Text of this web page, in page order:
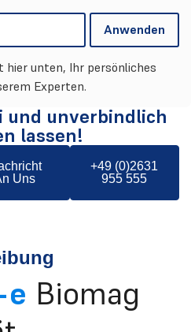
Anwenden
hier unten, Ihr persönliches
Experten.
unverbindlich
lassen!
Uns
+49 (0)2631
955 555
e Biomag